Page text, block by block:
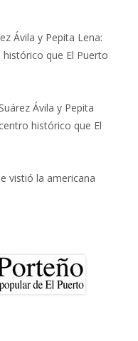
Ávila y Pepita Lena:
que El Puerto
Ávila y Pepita
histórico que El
vistió la americana